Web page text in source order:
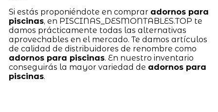
Si estás proponiéndote en comprar adornos para
piscinas, en PISCINAS_DESMONTABLES.TOP te
damos prácticamente todas las alternativas
aprovechables en el mercado. Te damos artículos
de calidad de distribuidores de renombre como
adornos para piscinas. En nuestro inventario
conseguirás la mayor variedad de adornos para
piscinas.